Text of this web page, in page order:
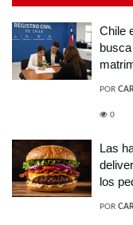
Chile
POR
0
Las
los
POR